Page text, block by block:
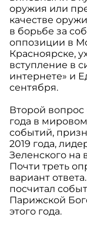
оружия или
качестве
в борьбе за
оппозиции в
Красноярске,
вступление в
интернете» и
сентября.
Второй вопрос
года в
событий,
2019 года,
Зеленского на
Почти треть
вариант
посчитал
Парижской
этого года.